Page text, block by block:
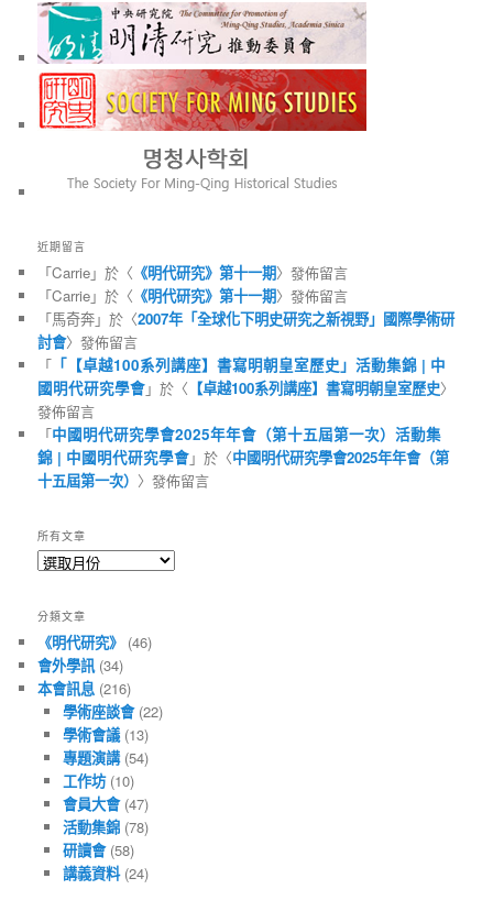
近期留言
「Carrie」於〈 《明代研究》第十一期〉發佈留言
「Carrie」於〈 《明代研究》第十一期〉發佈留言
「馬奇奔」於〈2007年「全球化下明史研究之新視野」國際學術研
討會〉發佈留言
「 「【卓越100系列講座】書寫明朝皇室歷史」活動集錦 | 中
國明代研究學會」於〈 【卓越100系列講座】書寫明朝皇室歷史〉
發佈留言
「中國明代研究學會2025年年會（第十五屆第一次）活動集
錦 | 中國明代研究學會」於〈中國明代研究學會2025年年會（第
十五屆第一次） 〉發佈留言
所有文章
所
章
分類文章
《明代研究》 (46)
會外學訊(34)
本會訊息 (216)
學術座談會(22)
學術會議(13)
專題演講(54)
工作坊(10)
會員大會(47)
活動集錦(78)
研讀會(58)
講義資料(24)